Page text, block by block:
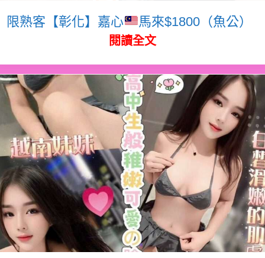
限熟客【彰化】嘉心 馬來$1800（魚公）
閱讀全文